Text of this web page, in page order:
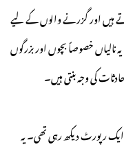
ہیں اور گزرنے والوں کے لیے
خصوصاً بچوں اور بزرگوں
کی وجہ بنتی ہیں۔
رپورٹ دیکھ رہی تھی۔ یہ